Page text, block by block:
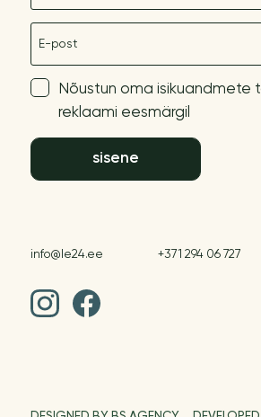
Nõustun oma isikuandmete
reklaami eesmärgil
sisene
info@le24.ee +371 294 06 727